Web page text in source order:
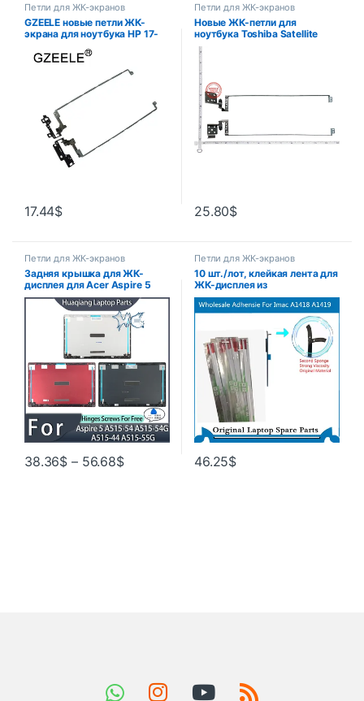
Петли для ЖК-экранов
GZEELE новые петли ЖК-
экрана для ноутбука HP 17-
BS019DX 17-BS057CL петли
ЖК-экрана 926527 -001
17.44$
Петли для ЖК-экранов
Новые ЖК-петли для
ноутбука Toshiba Satellite
C870 C870D C875 C875D
L870 L875 S875 S870 L870D
17,3 ”PN H00037550
H00037560
25.80$
Петли для ЖК-экранов
Задняя крышка для ЖК-
дисплея для Acer Aspire 5
A515-54 A515-53 A515-55
A515-55G N18Q13 ремонт
петель для ЖК-экрана
серебристый/темно-серый/
красный ремонт крышки
38.36$ – 56.68$
Петли для ЖК-экранов
10 шт./лот, клейкая лента для
ЖК-дисплея из
оригинального материала
для iMac A1419 A1418,
наклейка, лента 21,5 дюйма,
27 дюймов, 2012-2017 лет
46.25$